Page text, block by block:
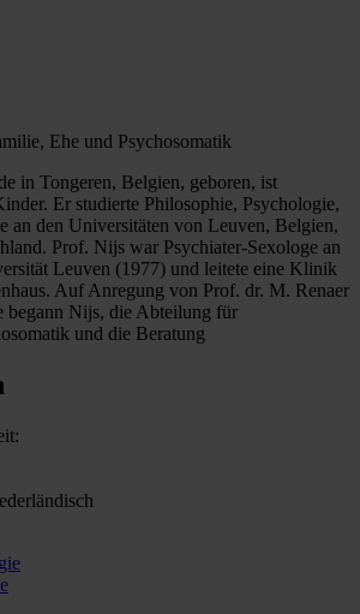
Ehe und Psychosomatik
in Tongeren, Belgien, geboren, ist
Er studierte Philosophie, Psychologie,
an den Universitäten von Leuven, Belgien,
Prof. Nijs war Psychiater-Sexologe an
Leuven (1977) und leitete eine Klinik
Auf Anregung von Prof. dr. M. Renaer
begann Nijs, die Abteilung für
und die Beratung